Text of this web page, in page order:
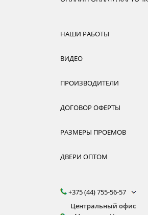
НАШИ РАБОТЫ
ВИДЕО
ПРОИЗВОДИТЕЛИ
ДОГОВОР ОФЕРТЫ
РАЗМЕРЫ ПРОЕМОВ
ДВЕРИ ОПТОМ
+375 (44) 755-56-57
Центральный офис